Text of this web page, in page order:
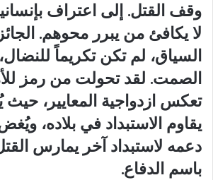
وقف القتل. إلى اعتراف
لا يكافئ من يبرر محوهم.
السياق، لم تكن تكريماً
الصمت. لقد تحولت من رمز
تعكس ازدواجية المعايير،
يقاوم الاستبداد في بلاده،
دعمه لاستبداد آخر يمارس
باسم الدفاع.